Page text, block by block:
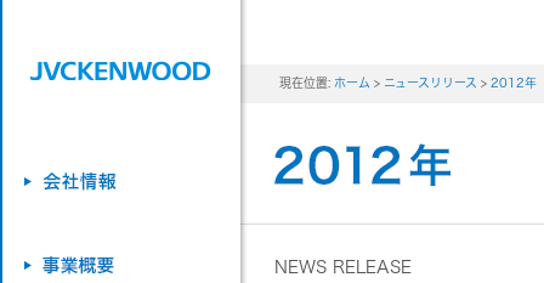
現在位置: ホーム > ニュースリリース > 2012年
NEWS RELEASE